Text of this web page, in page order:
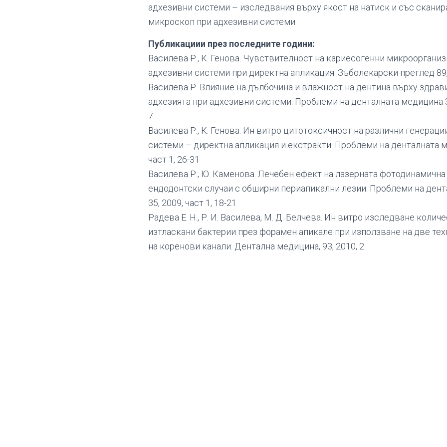
адхезивни системи – изследвания върху якост на натиск и със
микроскоп при адхезивни системи
Публикациии през последните години:
Василева Р., К. Генова. Чувствителност на кариесогенни
адхезивни системи при директнa апликация. Зъболекарски преглед
Василева Р. Влияние на дълбочина и влажност на дентина върху
адхезията при адхезивни системи. Проблеми на денталната медицина
7
Василева Р., К. Генова. Ин витро цитотоксичност на различни
системи – директна апликация и екстракти. Проблеми на денталната
част 1, 26-31
Василева Р., Ю. Каменова. Лечебен ефект на лазерната фотодинамична
ендодонтски случаи с обширни периапикални лезии. Проблеми на
35, 2009, част 1, 18-21
Радева Е. Н., Р. И. Василева, М. Д. Белчева. Ин витро изследване
изтласкани бактерии през форамен апикале при използване на две
на коренови канали. Дентална медицина, 93, 2010, 2